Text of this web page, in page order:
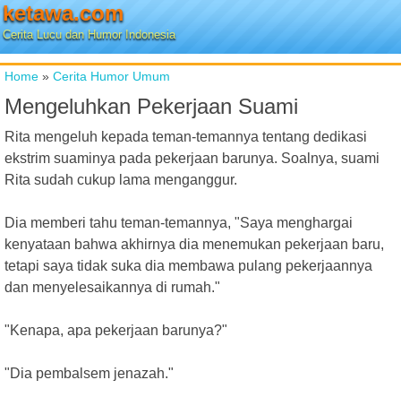
ketawa.com
Cerita Lucu dan Humor Indonesia
Home » Cerita Humor Umum
Mengeluhkan Pekerjaan Suami
Rita mengeluh kepada teman-temannya tentang dedikasi
ekstrim suaminya pada pekerjaan barunya. Soalnya, suami
Rita sudah cukup lama menganggur.
Dia memberi tahu teman-temannya, "Saya menghargai
kenyataan bahwa akhirnya dia menemukan pekerjaan baru,
tetapi saya tidak suka dia membawa pulang pekerjaannya
dan menyelesaikannya di rumah."
"Kenapa, apa pekerjaan barunya?"
"Dia pembalsem jenazah."